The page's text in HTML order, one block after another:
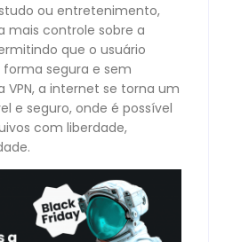
ou entretenimento,
mais controle sobre a
que o usuário
segura e sem
a internet se torna um
e seguro, onde é possível
com liberdade,